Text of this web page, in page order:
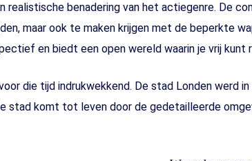
benadering van het actiegenre. De
maar ook te maken krijgen met de beperkte
en biedt een open wereld waarin je vrij kunt
die tijd indrukwekkend. De stad Londen werd
stad komt tot leven door de gedetailleerde